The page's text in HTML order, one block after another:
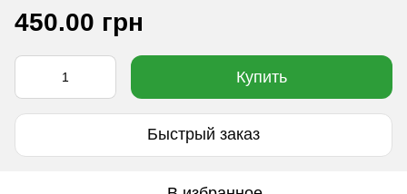
450.00 грн
Купить
Быстрый заказ